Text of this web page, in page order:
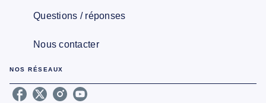
Questions / réponses
Nous contacter
NOS RÉSEAUX